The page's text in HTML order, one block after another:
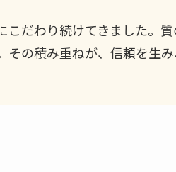
だわり続けてきました。
の積み重ねが、信頼を生